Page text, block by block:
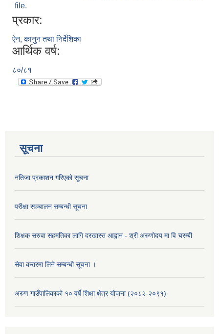
file.
प्रकार:
ऐन, कानुन तथा निर्देशिका
आर्थिक वर्ष:
८०/८१
सूचना
नतिजा प्रकाशन गरिएको सूचना
परीक्षा सञ्चालन सम्बन्धी सूचना
शिक्षक सरुवा सहमतिका लागि दरखास्त आह्वान - श्री अरुणोदय मा वि चरम्बी
सेवा करारमा लिने सम्बन्धी सूचना ।
अरुण गाउँपालिकाको १० वर्षे शिक्षा क्षेत्र योजना (२०८२-२०९१)